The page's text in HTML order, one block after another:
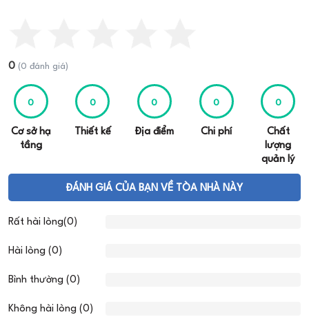
0 (0 đánh giá)
0
Cơ sở hạ
tầng
0
Thiết kế
0
Địa điểm
0
Chi phí
0
Chất
lượng
quản lý
ĐÁNH GIÁ CỦA BẠN VỀ TÒA NHÀ NÀY
Rất hài lòng(0)
Hài lòng (0)
Bình thường (0)
Không hài lòng (0)